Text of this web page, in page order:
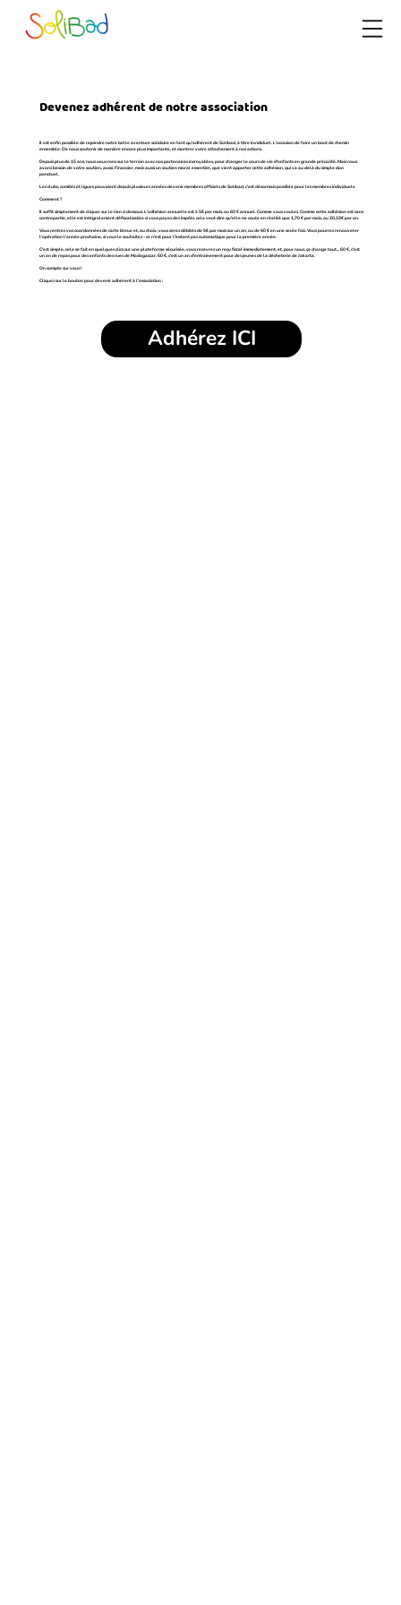
Devenez adhérent de notre association
Il est enfin possible de rejoindre notre belle aventure solidaire en tant qu'adhérent de Solibad, à titre invididuel. L'occasion de faire un bout de chemin
ensemble. De nous soutenir de manière encore plus importante, et montrer votre attachement à nos actions.
Depuis plus de 15 ans, nous oeuvrons sur le terrain avec nos partenaires incroyables, pour changer le cours de vie d'enfants en grande précarité. Mais nous
avons besoin de votre soutien, aussi. Financier, mais aussi un soutien moral essentiel, que vient apporter cette adhésion, qui va au delà du simple don
ponctuel.
Les clubs, comités et ligues pouvaient depuis plusieurs années devenir membres officiels de Solibad, c'est désormais possible pour les membres individuels.
Comment ?
Il suffit simplement de cliquer sur le lien ci dessous. L'adhésion annuelle est à 5€ par mois, ou 60 € annuel. Comme vous voulez. Comme cette adhésion est sans
contrepartie, elle est intégralement défiscalisable si vous payez des impôts. cela veut dire qu'elle ne coute en réalité que 1,70 € par mois, ou 20,33€ par an.
Vous rentrez vos coordonnées de carte bleue et, au choix, vous serez débités de 5€ par mois sur un an, ou de 60 € en une seule fois. Vous pourrez renouveler
l'opération l'année prochaine, si vous le souhaitez - ce n'est pour l'instant pas automatique pour la première année.
C'est simple, cela se fait en quelques clics sur une plateforme sécurisée, vous recevrez un reçu fiscal immediatement, et, pour nous, ça change tout... 60 €, c'est
un an de repas pour des enfants des rues de Madagascar. 60 €, c'est un an d'entrainement pour des jeunes de la décheterie de Jakarta.
On compte sur vous !
Cliquez sur le bouton pour devenir adhérent à l'association :
Adhérez ICI